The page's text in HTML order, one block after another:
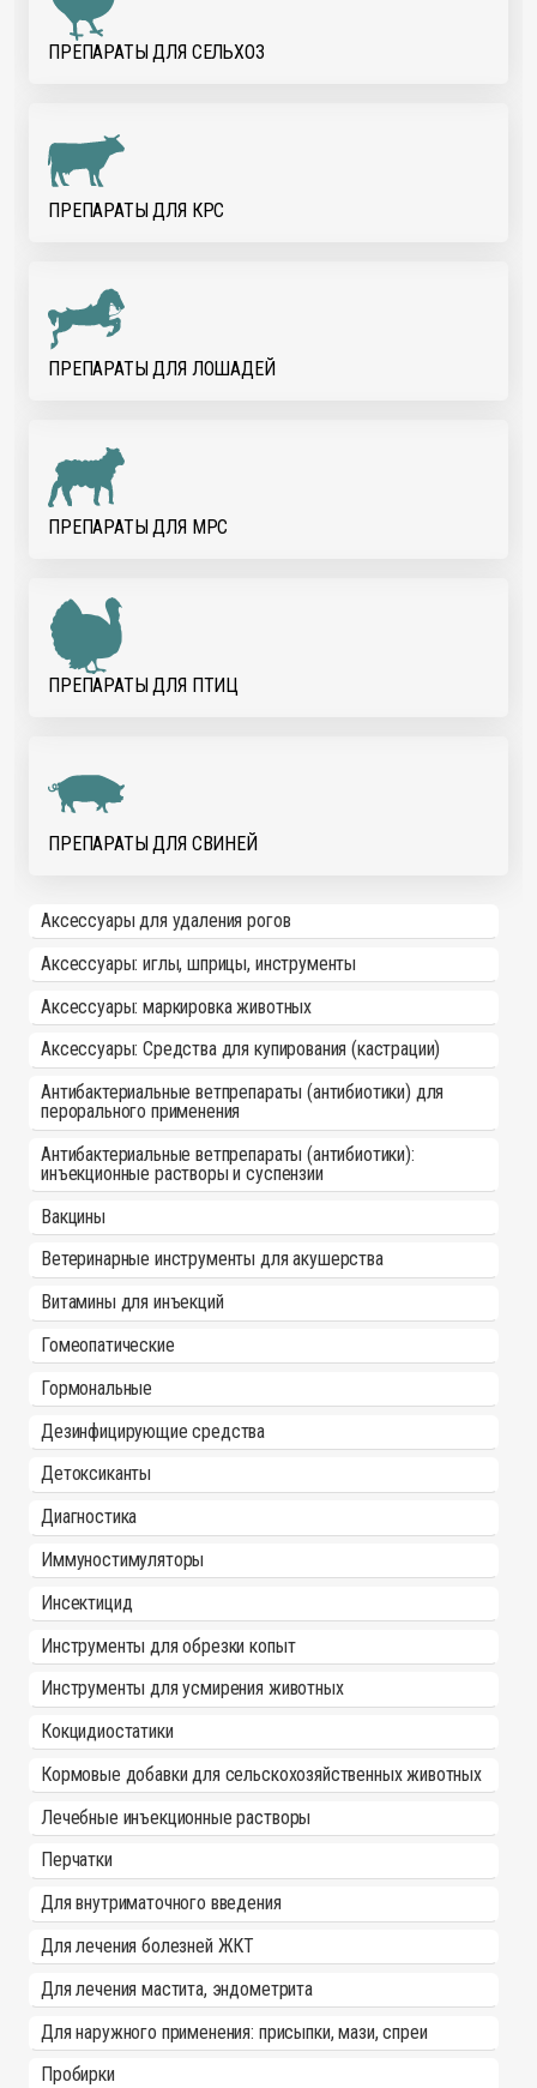
ПРЕПАРАТЫ ДЛЯ CЕЛЬХОЗ
ПРЕПАРАТЫ ДЛЯ КРС
ПРЕПАРАТЫ ДЛЯ ЛОШАДЕЙ
ПРЕПАРАТЫ ДЛЯ МРС
ПРЕПАРАТЫ ДЛЯ ПТИЦ
ПРЕПАРАТЫ ДЛЯ СВИНЕЙ
Аксессуары для удаления рогов
Аксессуары: иглы, шприцы, инструменты
Аксессуары: маркировка животных
Аксессуары: Средства для купирования (кастрации)
Антибактериальные ветпрепараты (антибиотики) для
перорального применения
Антибактериальные ветпрепараты (антибиотики):
инъекционные растворы и суспензии
Вакцины
Ветеринарные инструменты для акушерства
Витамины для инъекций
Гомеопатические
Гормональные
Дезинфицирующие средства
Детоксиканты
Диагностика
Иммуностимуляторы
Инсектицид
Инструменты для обрезки копыт
Инструменты для усмирения животных
Кокцидиостатики
Кормовые добавки для сельскохозяйственных животных
Лечебные инъекционные растворы
Перчатки
Для внутриматочного введения
Для лечения болезней ЖКТ
Для лечения мастита, эндометрита
Для наружного применения: присыпки, мази, спреи
Пробирки